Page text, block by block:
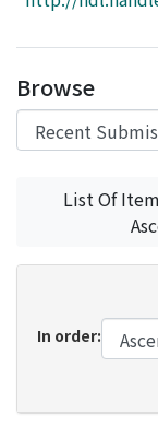
Access Statistics
Browse
List Of
In order: